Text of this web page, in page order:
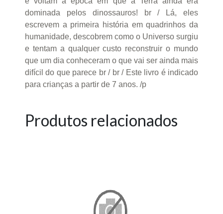
dominada pelos dinossauros! br / Lá, eles
escrevem a primeira história em quadrinhos da
humanidade, descobrem como o Universo surgiu
e tentam a qualquer custo reconstruir o mundo
que um dia conheceram o que vai ser ainda mais
difícil do que parece br / br / Este livro é indicado
para crianças a partir de 7 anos. /p
Produtos relacionados